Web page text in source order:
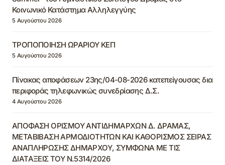
Κοινωνικό Κατάστημα Αλληλεγγύης
5 Αυγούστου 2026
ΤΡΟΠΟΠΟΙΗΣΗ ΩΡΑΡΙΟΥ ΚΕΠ
5 Αυγούστου 2026
Πίνακας αποφάσεων 23ης/04-08-2026 κατεπείγουσας δια
περιφοράς τηλεφωνικώς συνεδρίασης Δ.Σ.
4 Αυγούστου 2026
ΑΠΟΦΑΣΗ ΟΡΙΣΜΟΥ ΑΝΤΙΔΗΜΑΡΧΩΝ Δ. ΔΡΑΜΑΣ,
ΜΕΤΑΒΙΒΑΣΗ ΑΡΜΟΔΙΟΤΗΤΩΝ ΚΑΙ ΚΑΘΟΡΙΣΜΟΣ ΣΕΙΡΑΣ
ΑΝΑΠΛΗΡΩΣΗΣ ΔΗΜΑΡΧΟΥ, ΣΥΜΦΩΝΑ ΜΕ ΤΙΣ
ΔΙΑΤΑΞΕΙΣ ΤΟΥ Ν.5314/2026